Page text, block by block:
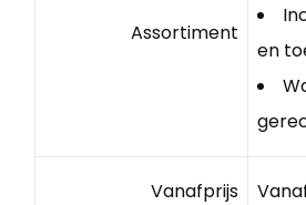
Assortiment
en
Vanafprijs